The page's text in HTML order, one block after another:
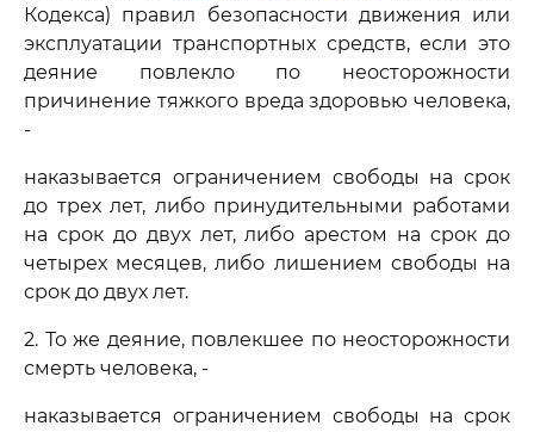
Кодекса) правил безопасности движения или
эксплуатации транспортных средств, если это
деяние повлекло по неосторожности
причинение тяжкого вреда здоровью человека,
-
наказывается ограничением свободы на срок
до трех лет, либо принудительными работами
на срок до двух лет, либо арестом на срок до
четырех месяцев, либо лишением свободы на
срок до двух лет.
2. То же деяние, повлекшее по неосторожности
смерть человека, -
наказывается ограничением свободы на срок